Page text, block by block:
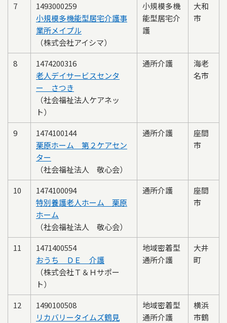
7
1493000259
小規模多機能型居宅介護事
業所メイプル
（株式会社アイシマ）
小規模多機
能型居宅介
護
大和
市
8
1474200316
老人デイサービスセンタ
ー さつき
（社会福祉法人ケアネッ
ト）
通所介護
海老
名市
9
1474100144
栗原ホーム 第２ケアセン
ター
（社会福祉法人 敬心会）
通所介護
座間
市
10
1474100094
特別養護老人ホーム 栗原
ホーム
（社会福祉法人 敬心会）
通所介護
座間
市
11
1471400554
おうち ＤＥ 介護
（株式会社Ｔ＆Ｈサポー
ト）
地域密着型
通所介護
大井
町
12
1490100508
リカバリータイムズ鶴見
地域密着型
通所介護
横浜
市鶴